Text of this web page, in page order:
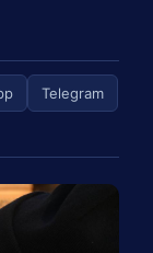
Telegram